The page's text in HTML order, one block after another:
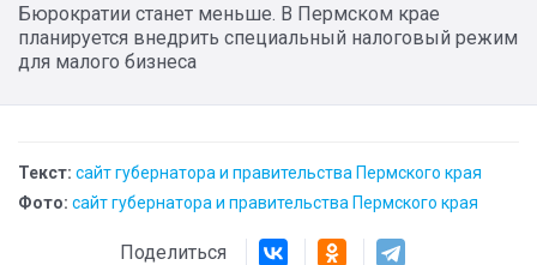
Бюрократии станет меньше. В Пермском крае
планируется внедрить специальный налоговый режим
для малого бизнеса
Текст: сайт губернатора и правительства Пермского края
Фото: сайт губернатора и правительства Пермского края
Поделиться